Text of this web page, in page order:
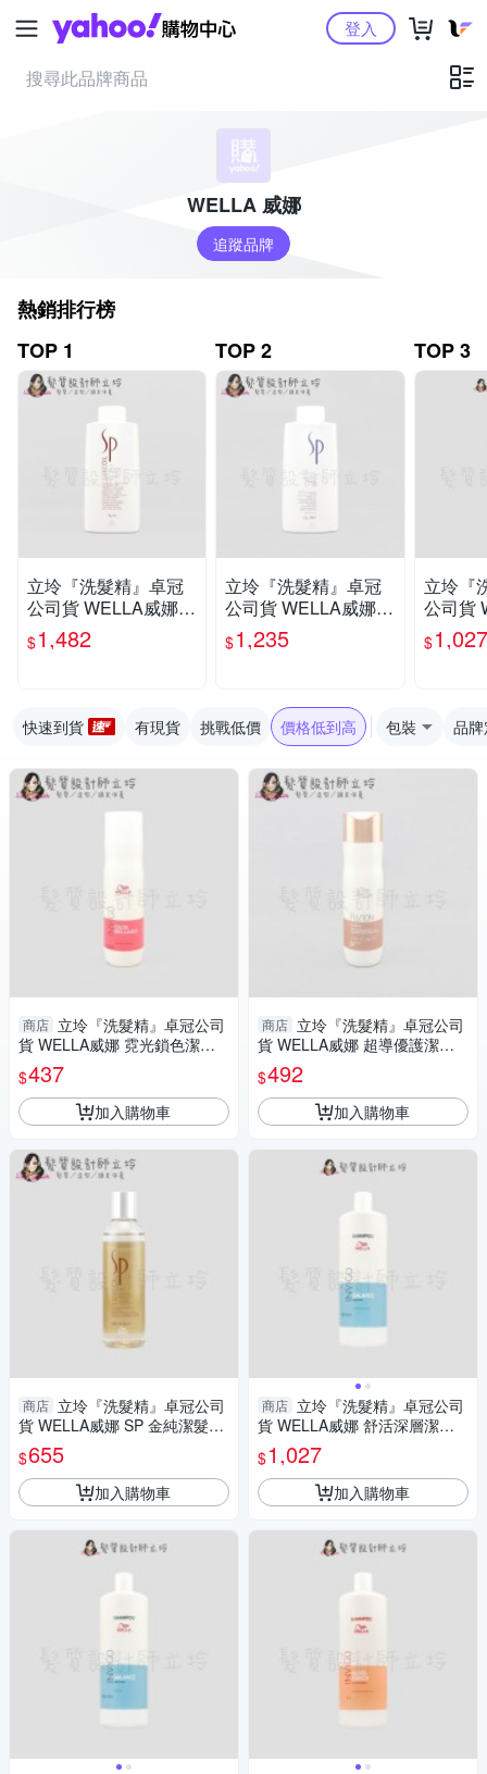
Yahoo購物中心登入
WELLA 威娜
追蹤品牌
熱銷排行榜
TOP 1
立坽『洗髮精』卓冠
公司貨 WELLA威娜 S
P 金純潔髮露1000ml I
H08
$1,482
TOP 2
立坽『洗髮精』卓冠
公司貨 WELLA威娜 S
P 水漾保濕潔髮乳100
0ml IH16
$1,235
TOP 3
立坽『
公司貨
舒活
ml
$1,027
快速到貨 有現貨 挑戰低價 價格低到高 包裝 品
商店 立坽『洗髮精』卓冠公司
貨 WELLA威娜 霓光鎖色潔髮
乳250ml IH04
$437
加入購物車
商店 立坽『洗髮精』卓冠公司
貨 WELLA威娜 SP 金純潔髮露
200ml IH08
$655
加入購物車
商店 立坽『洗髮精』卓冠公司
貨 WELLA威娜 超導優護潔髮
乳250ml IH14 IH07
$492
加入購物車
商店 立坽『洗髮精』卓冠公司
貨 WELLA威娜 舒活深層潔髮
乳1000ml IH12 IS02
$1,027
加入購物車